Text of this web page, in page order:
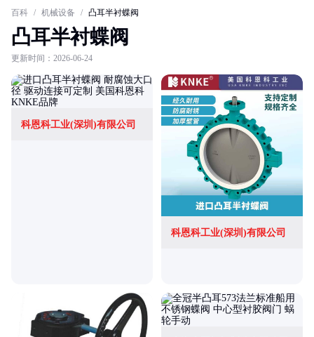
百科 / 机械设备 / 凸耳半衬蝶阀
凸耳半衬蝶阀
更新时间：2026-06-24
科恩科工业(深圳)有限公司
科恩科工业(深圳)有限公司